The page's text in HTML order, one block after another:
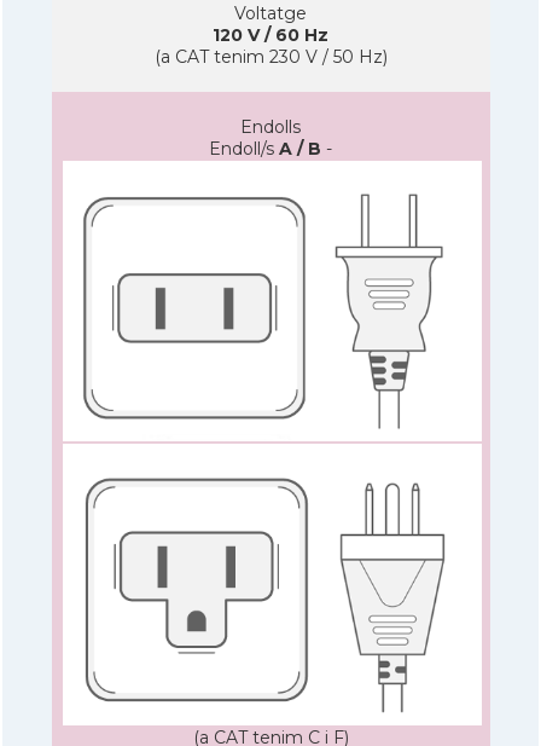
Voltatge
120 V / 60 Hz
(a CAT tenim 230 V / 50 Hz)
Endolls
Endoll/s A / B -
(a CAT tenim C i F)